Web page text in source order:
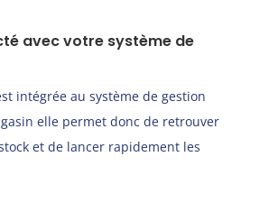
avec votre système de
intégrée au système de gestion
elle permet donc de retrouver
et de lancer rapidement les